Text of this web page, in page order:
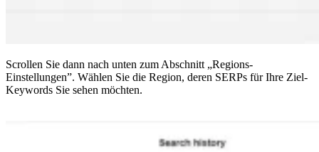
Scrollen Sie dann nach unten zum Abschnitt „Regions-
Einstellungen”. Wählen Sie die Region, deren SERPs für Ihre Ziel-
Keywords Sie sehen möchten.